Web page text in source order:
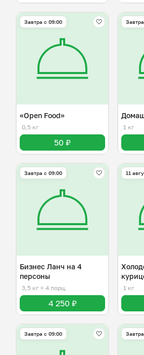
Завтра c 09:00
«Open Food»
0,5 кг
50 ₽
1 кг
Завтра c 09:00
Бизнес Ланч на 4
персоны
3,5 кг ≈ 4 порц.
4 250 ₽
11
1 кг
Завтра c 09:00